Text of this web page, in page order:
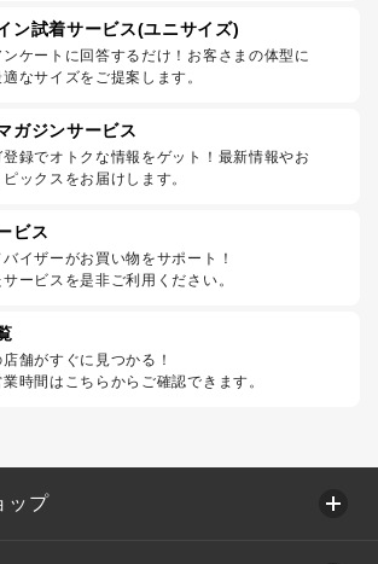
ン試着サービス(ユニサイズ)
ケートに回答するだけ！お客さまの体型に
なサイズをご提案します。
ガジンサービス
登録でオトクな情報をゲット！最新情報やお
ックスをお届けします。
ビス
イザーがお買い物をサポート！
ービスを是非ご利用ください。
舗がすぐに見つかる！
時間はこちらからご確認できます。
ップ